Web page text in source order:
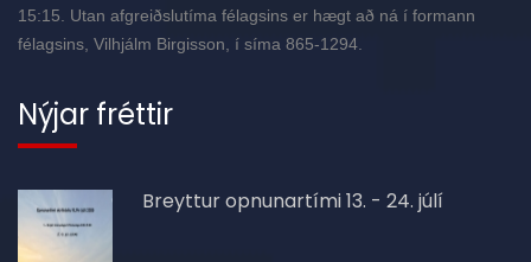
15:15. Utan afgreiðslutíma félagsins er hægt að ná í formann
félagsins, Vilhjálm Birgisson, í síma 865-1294.
Nýjar fréttir
Breyttur opnunartími 13. - 24. júlí